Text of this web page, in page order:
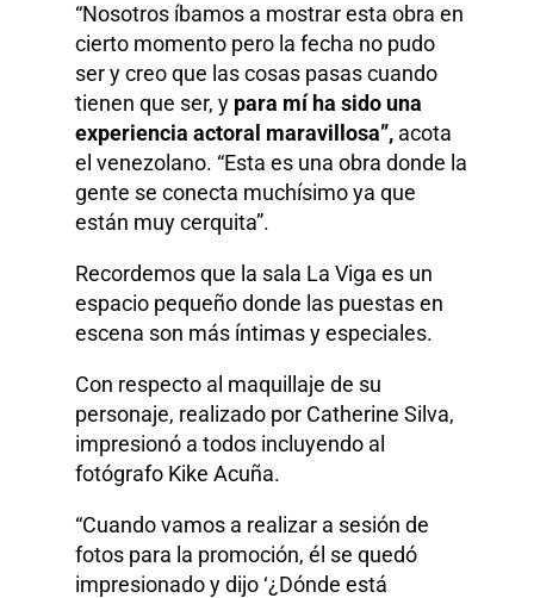
“Nosotros íbamos a mostrar esta obra en
cierto momento pero la fecha no pudo
ser y creo que las cosas pasas cuando
tienen que ser, y para mí ha sido una
experiencia actoral maravillosa”, acota
el venezolano. “Esta es una obra donde la
gente se conecta muchísimo ya que
están muy cerquita”.
Recordemos que la sala La Viga es un
espacio pequeño donde las puestas en
escena son más íntimas y especiales.
Con respecto al maquillaje de su
personaje, realizado por Catherine Silva,
impresionó a todos incluyendo al
fotógrafo Kike Acuña.
“Cuando vamos a realizar a sesión de
fotos para la promoción, él se quedó
impresionado y dijo ‘¿Dónde está